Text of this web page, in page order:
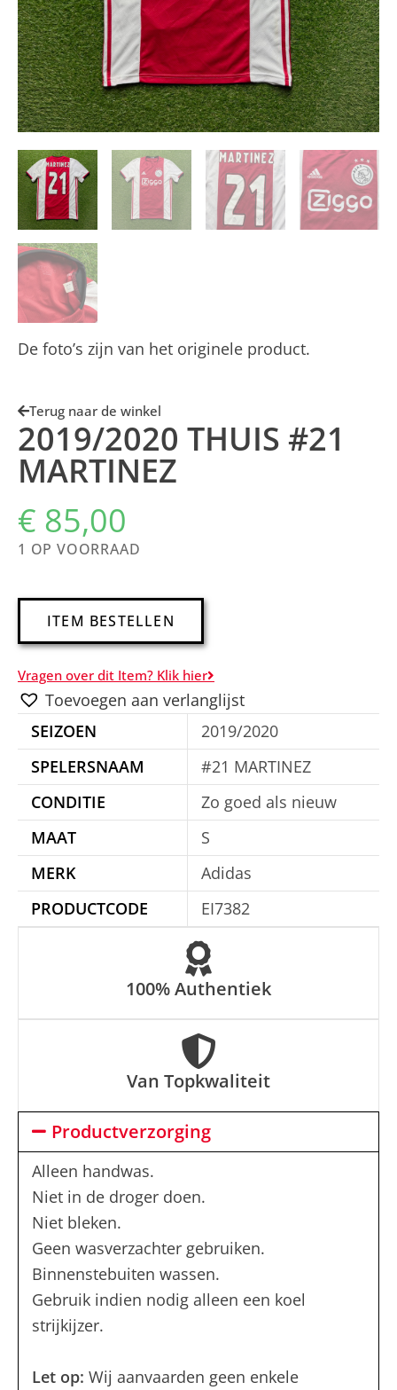
De foto’s zijn van het originele product.
Terug naar de winkel
2019/2020 THUIS #21
MARTINEZ
€ 85,00
1 OP VOORRAAD
ITEM BESTELLEN
e
r
n
a
t
i
v
e
:
Vragen over dit Item? Klik hier
Toevoegen aan verlanglijst
SEIZOEN
2019/2020
SPELERSNAAM
#21 MARTINEZ
CONDITIE
Zo goed als nieuw
MAAT
S
MERK
Adidas
PRODUCTCODE
EI7382
100% Authentiek
Van Topkwaliteit
Productverzorging
Alleen handwas.
Niet in de droger doen.
Niet bleken.
Geen wasverzachter gebruiken.
Binnenstebuiten wassen.
Gebruik indien nodig alleen een koel
strijkijzer.
Let op: Wij aanvaarden geen enkele